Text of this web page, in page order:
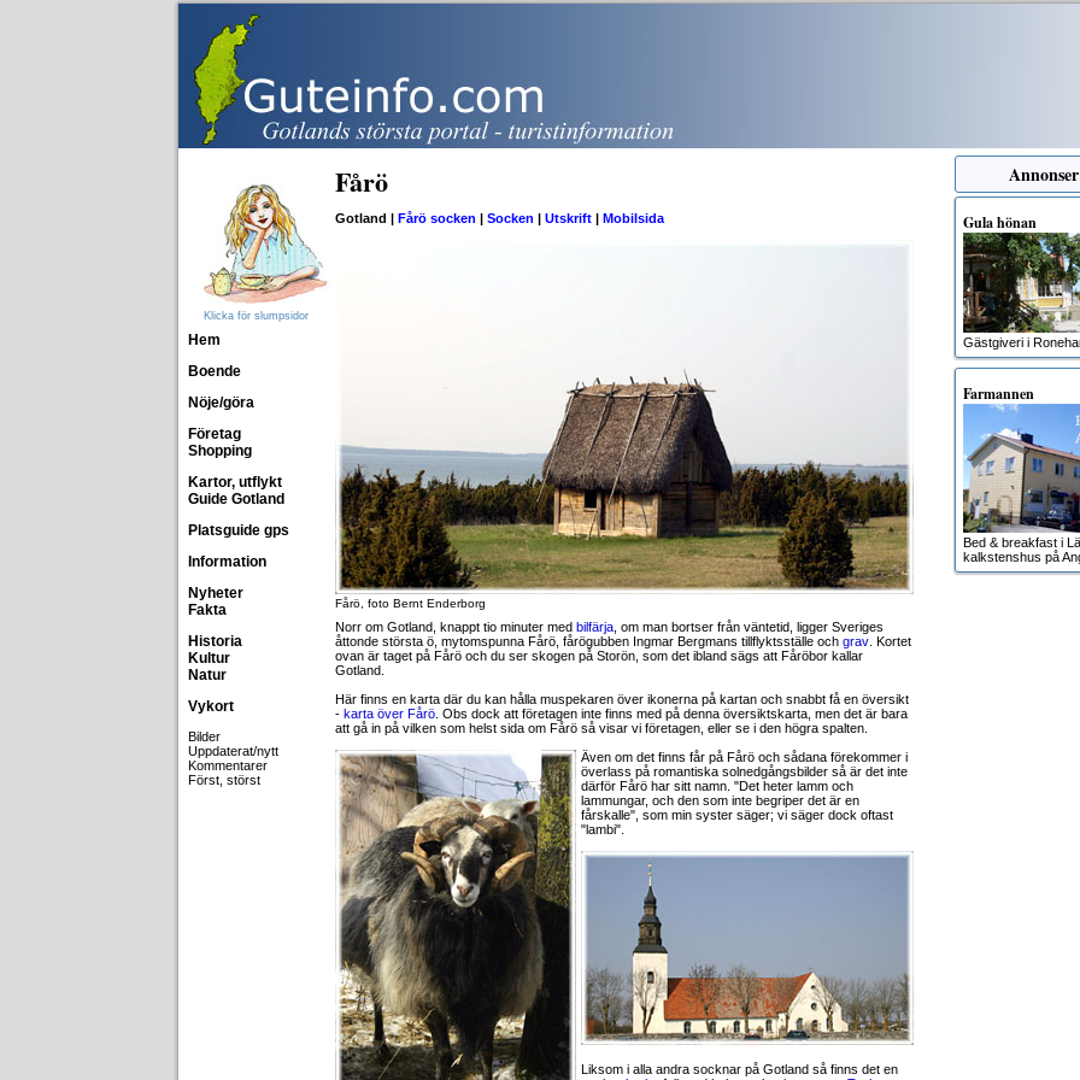
Klicka för slumpsidor
Hem
Boende
Nöje/göra
Företag
Shopping
Kartor, utflykt
Guide Gotland
Platsguide gps
Information
Nyheter
Fakta
Historia
Kultur
Natur
Vykort
Bilder
Uppdaterat/nytt
Kommentarer
Först, störst
Fårö
Gotland | Fårö socken | Socken | Utskrift | Mobilsida
Fårö, foto Bernt Enderborg
Norr om Gotland, knappt tio minuter med bilfärja , om man bortser från väntetid, ligger Sveriges
åttonde största ö, mytomspunna Fårö, fårögubben Ingmar Bergmans tillflyktsställe och grav . Kortet
ovan är taget på Fårö och du ser skogen på Storön, som det ibland sägs att Fåröbor kallar
Gotland.
Här finns en karta där du kan hålla muspekaren över ikonerna på kartan och snabbt få en översikt
- karta över Fårö . Obs dock att företagen inte finns med på denna översiktskarta, men det är bara
att gå in på vilken som helst sida om Fårö så visar vi företagen, eller se i den högra spalten.
Även om det finns får på Fårö och sådana förekommer i
överlass på romantiska solnedgångsbilder så är det inte
därför Fårö har sitt namn. "Det heter lamm och
lammungar, och den som inte begriper det är en
fårskalle", som min syster säger; vi säger dock oftast
"lambi".
Liksom i alla andra socknar på Gotland så finns det en
Gula hönan
Gästgiveri i
Farmannen
Bed & breakfast i
kalkstenshus på